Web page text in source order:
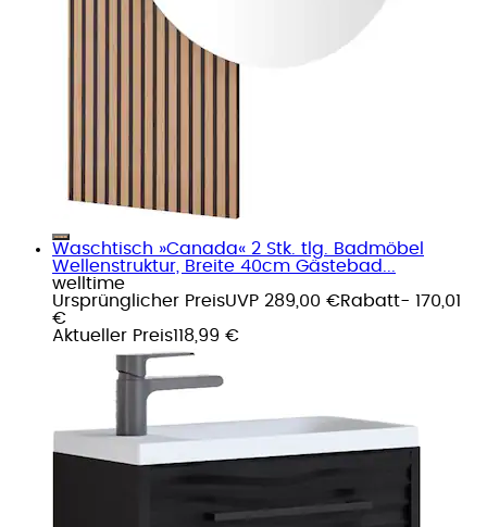
Waschtisch »Canada« 2 Stk. tlg. Badmöbel
Wellenstruktur, Breite 40cm Gästebad...
welltime
Ursprünglicher PreisUVP 289,00 €Rabatt- 170,01
€
Aktueller Preis118,99 €